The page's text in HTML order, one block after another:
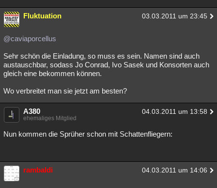
Fluktuation 03.03.2011 um 23:45
@caviaporcellus
Sehr schön die Einladung, so muss es sein. Namen sind auch
austauschbar, sodass Jo Conrad, Ivo Sasek und Konsorten auch
gleich eine bekommen können.
Wo verbreitet man sie jetzt am besten?
A380 04.03.2011 um 13:58
ehemaliges Mitglied
Nun kommen die Sprüher schon mit Schattenfliegern:
rambaldi 04.03.2011 um 14:06